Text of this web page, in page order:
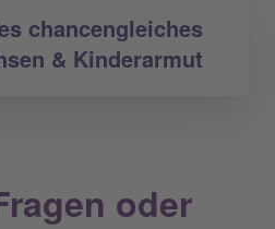
chancengleiches
& Kinderarmut
oder